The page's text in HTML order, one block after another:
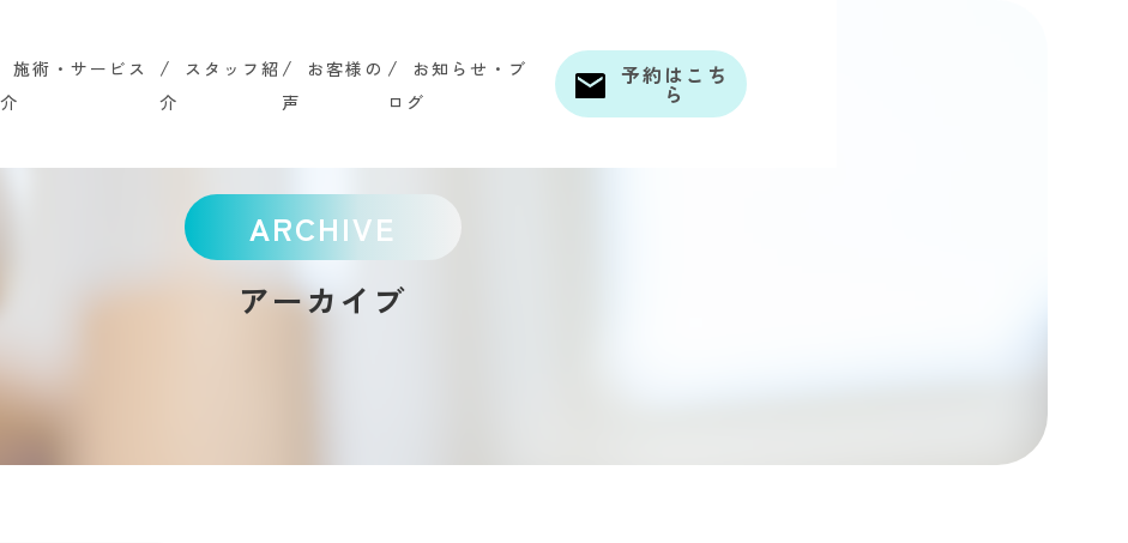
施術・サービス
スタッフ紹
介
お客様の
声
お知らせ・ブ
ログ
予約はこち
ら
ARCHIVE
アーカイブ